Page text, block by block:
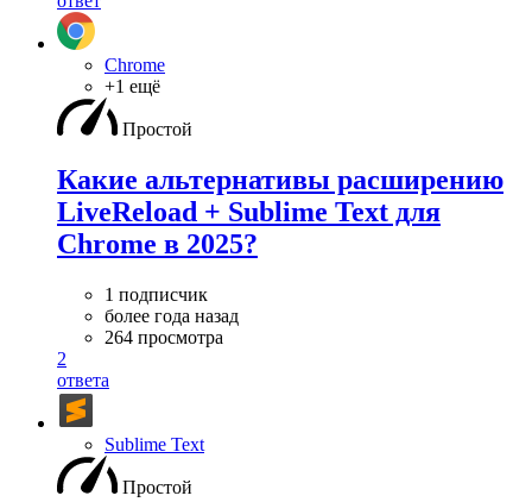
Chrome
+1 ещё
Простой
Какие альтернативы расширению
LiveReload + Sublime Text для
Chrome в 2025?
1 подписчик
более года назад
264 просмотра
2
ответа
Sublime Text
Простой